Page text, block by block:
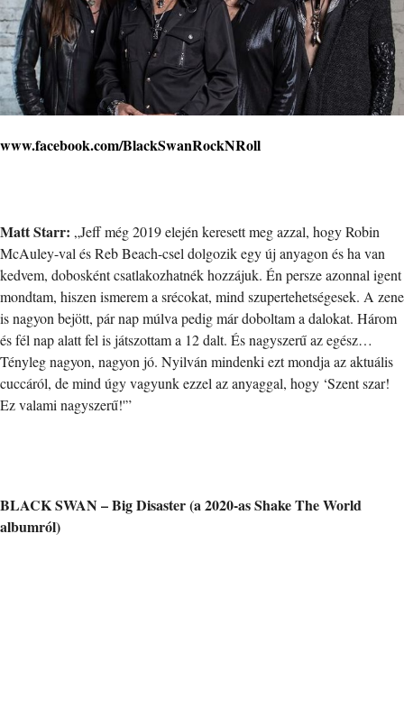
www.facebook.com/BlackSwanRockNRoll
Matt Starr: „Jeff még 2019 elején keresett meg azzal, hogy Robin
McAuley-val és Reb Beach-csel dolgozik egy új anyagon és ha van
kedvem, dobosként csatlakozhatnék hozzájuk. Én persze azonnal igent
mondtam, hiszen ismerem a srécokat, mind szupertehetségesek. A zene
is nagyon bejött, pár nap múlva pedig már doboltam a dalokat. Három
és fél nap alatt fel is játszottam a 12 dalt. És nagyszerű az egész…
Tényleg nagyon, nagyon jó. Nyilván mindenki ezt mondja az aktuális
cuccáról, de mind úgy vagyunk ezzel az anyaggal, hogy ‘Szent szar!
Ez valami nagyszerű!'”
BLACK SWAN – Big Disaster (a 2020-as Shake The World
albumról)